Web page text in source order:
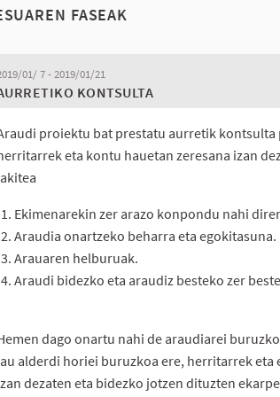
FASEAK
01/ 7 - 2019/01/21
KONTSULTA
proiektu bat prestatu aurretik
eta kontu hauetan zeresana izan
Ekimenarekin zer arazo konpondu nahi
Araudia onartzeko beharra eta egokitasuna.
Arauaren helburuak.
Araudi bidezko eta araudiz besteko zer
dago onartu nahi de araudiarei
alderdi horiei buruzkoa ere, herritarrek
dezaten eta bidezko jotzen dituzten